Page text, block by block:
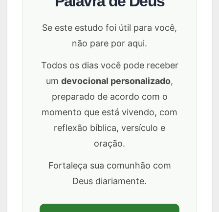
Se este estudo foi útil para você,
não pare por aqui.
Todos os dias você pode receber
um devocional personalizado,
preparado de acordo com o
momento que está vivendo, com
reflexão bíblica, versículo e
oração.
Fortaleça sua comunhão com
Deus diariamente.